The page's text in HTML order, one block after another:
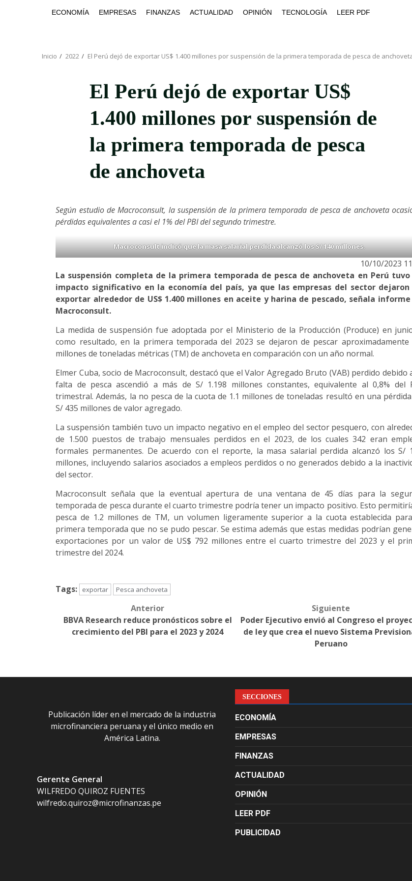
ECONOMÍA EMPRESAS FINANZAS ACTUALIDAD OPINIÓN TECNOLOGÍA LEER PDF
Inicio 2022 El Perú dejó de exportar US$ 1.400 millones por suspensión de la primera temporada de pesca de
El Perú dejó de exportar US$
1.400 millones por suspensión de
la primera temporada de pesca
de anchoveta
Según estudio de Macroconsult, la suspensión de la primera temporada de pesca de anchoveta
pérdidas equivalentes a casi el 1% del PBI del segundo trimestre.
Macroconsult indicó que la masa salarial perdida alcanzó los S/ 140 millones.
10/10/2023
La suspensión completa de la primera temporada de pesca de anchoveta en Perú tuvo
impacto significativo en la economía del país, ya que las empresas del sector dejaron
exportar alrededor de US$ 1.400 millones en aceite y harina de pescado, señala informe
Macroconsult.
La medida de suspensión fue adoptada por el Ministerio de la Producción (Produce) en
como resultado, en la primera temporada del 2023 se dejaron de pescar aproximadamente
millones de toneladas métricas (TM) de anchoveta en comparación con un año normal.
Elmer Cuba, socio de Macroconsult, destacó que el Valor Agregado Bruto (VAB) perdido debido
falta de pesca ascendió a más de S/ 1.198 millones constantes, equivalente al 0,8% del
trimestral. Además, la no pesca de la cuota de 1.1 millones de toneladas resultó en una
S/ 435 millones de valor agregado.
La suspensión también tuvo un impacto negativo en el empleo del sector pesquero, con
de 1.500 puestos de trabajo mensuales perdidos en el 2023, de los cuales 342 eran
formales permanentes. De acuerdo con el reporte, la masa salarial perdida alcanzó los S/
millones, incluyendo salarios asociados a empleos perdidos o no generados debido a la
del sector.
Macroconsult señala que la eventual apertura de una ventana de 45 días para la
temporada de pesca durante el cuarto trimestre podría tener un impacto positivo. Esto
pesca de 1.2 millones de TM, un volumen ligeramente superior a la cuota establecida
primera temporada que no se pudo pescar. Se estima además que estas medidas podrían
exportaciones por un valor de US$ 792 millones entre el cuarto trimestre del 2023 y el
trimestre del 2024.
Tags: exportar Pesca anchoveta
navigation
Anterior
BBVA Research reduce pronósticos sobre el
crecimiento del PBI para el 2023 y 2024
Siguiente
Poder Ejecutivo envió al Congreso el
de ley que crea el nuevo Sistema
Peruano
Publicación líder en el mercado de la industria
microfinanciera peruana y el único medio en
América Latina.
Gerente General
WILFREDO QUIROZ FUENTES
wilfredo.quiroz@microfinanzas.pe
SECCIONES
ECONOMÍA
EMPRESAS
FINANZAS
ACTUALIDAD
OPINIÓN
LEER PDF
PUBLICIDAD